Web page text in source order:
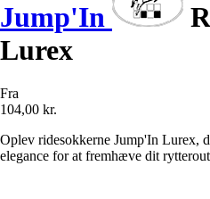
Jump'In
Lurex
Fra
104,00 kr.
Oplev ridesokkerne Jump'In Lurex,
elegance for at fremhæve dit